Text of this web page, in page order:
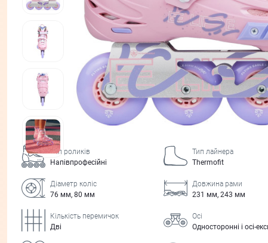
Тип роликів
Напівпрофесійні
Тип лайнера
Thermofit
Діаметр коліс
76 мм, 80 мм
Довжина рами
231 мм, 243 мм
Кількість перемичок
Дві
Осі
Односторонні і осі-